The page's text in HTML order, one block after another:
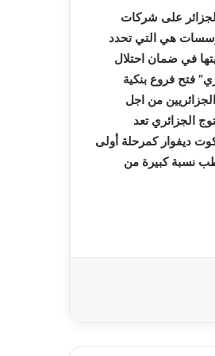
على شركات
هي التي تحدد
في ضمان احتلال
فتح فروع بنكية
من اجل
الجزائري تعد
ديفوار كمرحلة أولى
نسبة كبيرة من